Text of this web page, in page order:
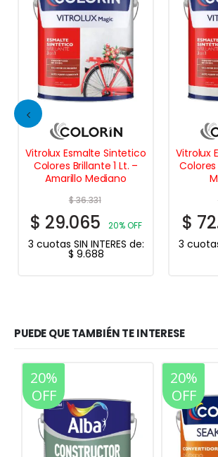
Vitrolux Esmalte Sintetico
Colores Brillante 1 Lt. –
Amarillo Mediano
$36.331
$ 29.065 20% OFF
3 cuotas SIN INTERES de:
$ 9.688
Vitrolux
$
3 cuotas
PUEDE QUE TAMBIÉN TE INTERESE
20%
OFF
20%
OFF
35%
OFF